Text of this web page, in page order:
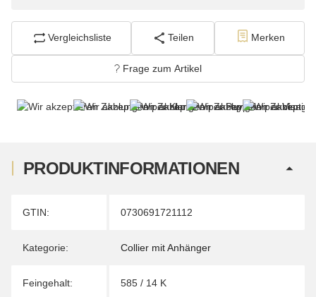
Vergleichsliste Teilen Merken
Frage zum Artikel
PRODUKTINFORMATIONEN
Produkteigenschaft
Wert
GTIN: 0730691721112
Kategorie: Collier mit Anhänger
Feingehalt: 585 / 14 K